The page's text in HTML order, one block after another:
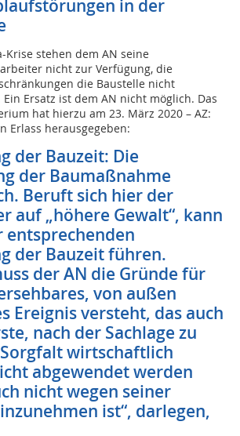
in der
Krise stehen dem AN seine
nicht zur Verfügung, die
die Baustelle nicht
Ersatz ist dem AN nicht möglich. Das
hat hierzu am 23. März 2020 – AZ:
Erlass herausgegeben:
der Bauzeit: Die
der Baumaßnahme
Beruft sich hier der
auf „höhere Gewalt“, kann
entsprechenden
der Bauzeit führen.
der AN die Gründe für
von außen
Ereignis versteht, das auch
nach der Sachlage zu
wirtschaftlich
abgewendet werden
nicht wegen seiner
ist“, darlegen,